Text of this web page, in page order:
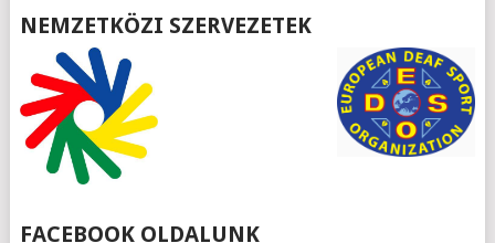
NEMZETKÖZI SZERVEZETEK
FACEBOOK OLDALUNK